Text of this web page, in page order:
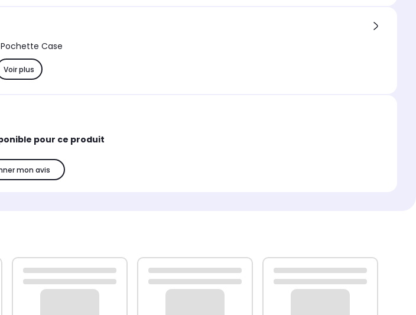
Fiber Antichoc - Accessoires Pochette Case
Voir plus
pour ce produit
mon avis